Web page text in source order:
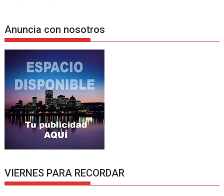
Anuncia con nosotros
VIERNES PARA RECORDAR